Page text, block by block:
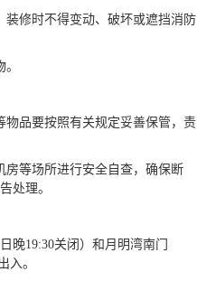
装修时不得变动、破坏或遮挡消防
物品要按照有关规定妥善保管，责
房等场所进行安全自查，确保断
处理。
晚19:30关闭）和月明湾南门
入。